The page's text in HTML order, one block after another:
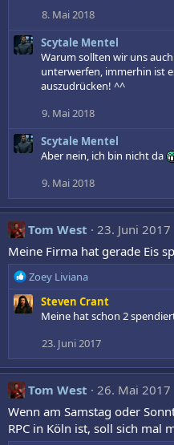
:
8. Mai 2018
Scytale Mentel
Warum sollten wir uns
unterwerfen, immerhin ist
auszudrücken! ^^
9. Mai 2018
Scytale Mentel
Aber nein, ich bin nicht da
9. Mai 2018
Tom West
23. Juni 2017
Meine Firma hat gerade Eis
R
e
a
o
n
e
Zoey Liviana
Steven Crant
Meine hat schon 2
23. Juni 2017
Tom West
26. Mai 2017
Wenn am Samstag oder
RPC in Köln ist, soll sich mal